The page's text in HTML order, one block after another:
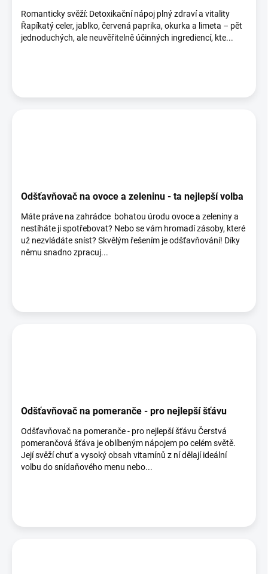
Romanticky svěží: Detoxikační nápoj plný zdraví a vitality
Řapíkatý celer, jablko, červená paprika, okurka a limeta – pět
jednoduchých, ale neuvěřitelně účinných ingrediencí, kte...
Odšťavňovač na ovoce a zeleninu - ta nejlepší volba
Máte práve na zahrádce bohatou úrodu ovoce a zeleniny a
nestíháte ji spotřebovat? Nebo se vám hromadí zásoby, které
už nezvládáte sníst? Skvělým řešením je odšťavňování! Díky
němu snadno zpracuj...
Odšťavňovač na pomeranče - pro nejlepší šťávu
Odšťavňovač na pomeranče - pro nejlepší šťávu Čerstvá
pomerančová šťáva je oblíbeným nápojem po celém světě.
Její svěží chuť a vysoký obsah vitamínů z ní dělají ideální
volbu do snídaňového menu nebo...